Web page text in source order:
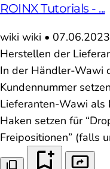
ROINX Tutorials - ...
wiki wiki • 07.06.2023
Herstellen der
In der Händler-Wawi
Kundennummer
Lieferanten-Wawi als
Haken setzen für
Freipositionen” (falls